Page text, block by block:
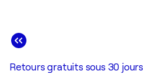
Retours gratuits sous 30 jours